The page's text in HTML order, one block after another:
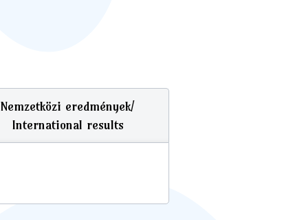
Nemzetközi eredmények/
International results